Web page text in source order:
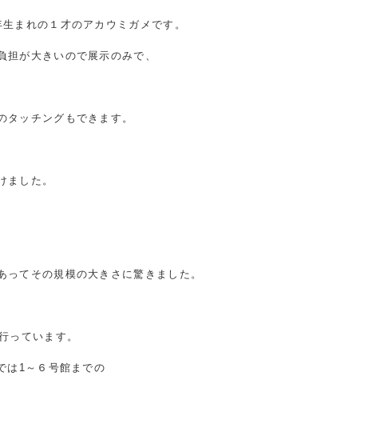
まれの１才のアカウミガメです。
が大きいので展示のみで、
ッチングもできます。
ました。
てその規模の大きさに驚きました。
っています。
は1～６号館までの